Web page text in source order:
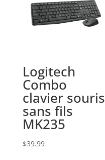
Logitech
Combo
clavier souris
sans fils
MK235
$39.99